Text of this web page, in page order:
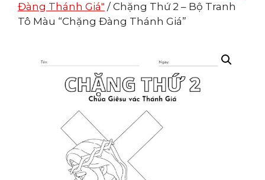
Đàng Thánh Giá" / Chặng Thứ 2 – Bộ Tranh
Tô Màu “Chặng Đàng Thánh Giá”